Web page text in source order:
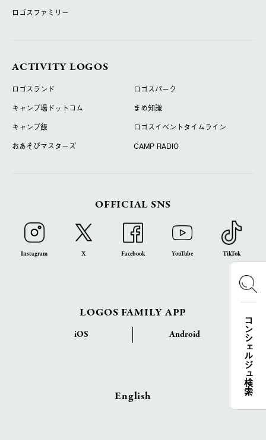
コンシェルジュ検索
ロゴスファミリー
ACTIVITY LOGOS
ロゴスランド
ロゴスパーク
キャンプ場ドットコム
まめ知識
キャンプ飯
ロゴスイベントタイムライン
おあそびマスターズ
CAMP RADIO
OFFICIAL SNS
Instagram X Facebook YouTube TikTok
LOGOS FAMILY APP
iOS Android
English